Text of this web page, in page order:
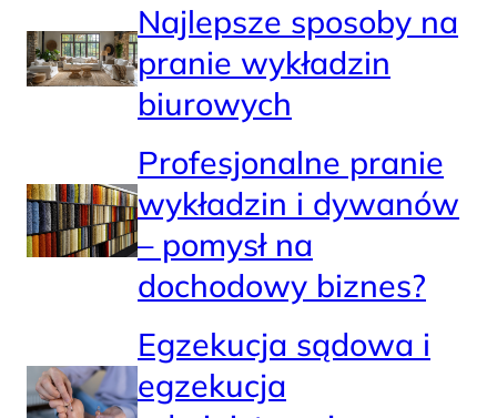
Najlepsze sposoby na
pranie wykładzin
biurowych
Profesjonalne pranie
wykładzin i dywanów
– pomysł na
dochodowy biznes?
Egzekucja sądowa i
egzekucja